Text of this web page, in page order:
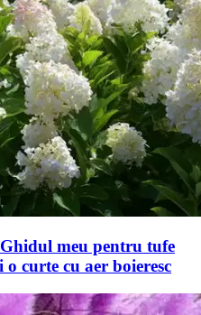
meu pentru tufe
curte cu aer boieresc